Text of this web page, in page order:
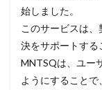
始しました。
このサービスは
決をサポートする
MNTSQは、ユー
ようにすることで